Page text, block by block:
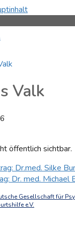
Valk
öffentlich sichtbar.
Dr.med. Silke
Dr. med. Michael
Gesellschaft für
e.V.